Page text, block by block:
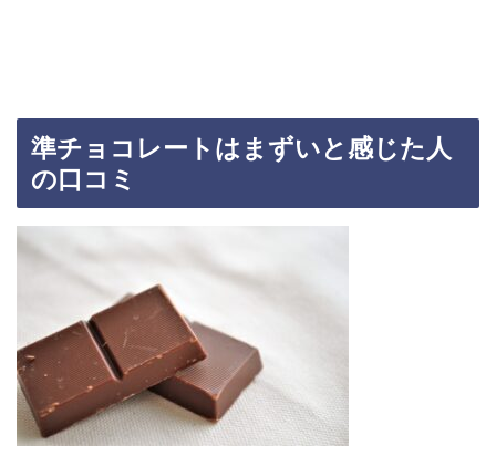
準チョコレートはまずいと感じた人
の口コミ